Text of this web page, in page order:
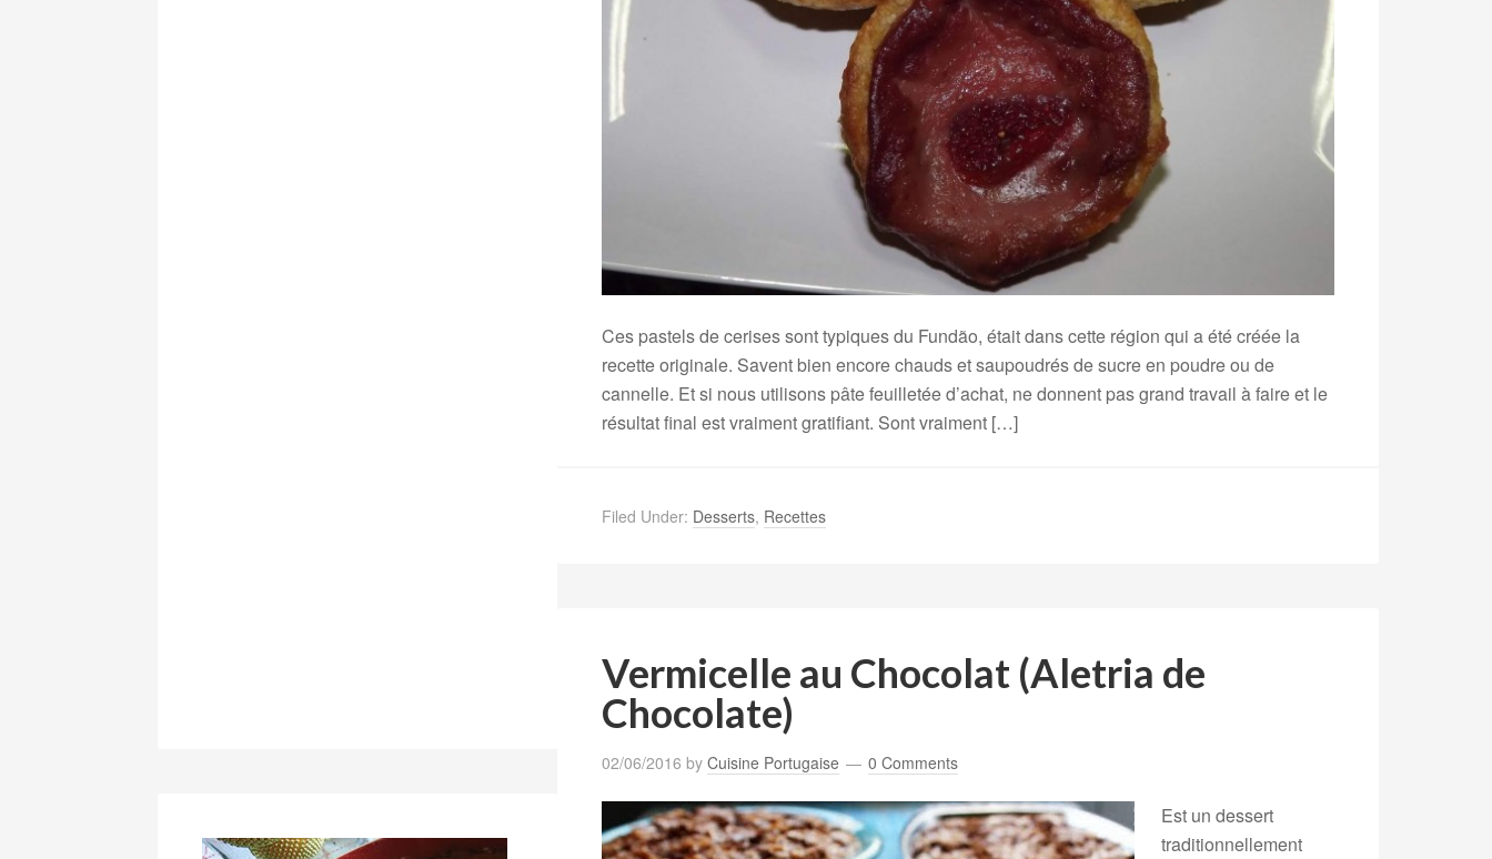
Ces pastels de cerises sont typiques du Fundão, était dans cette région qui a été créée la
recette originale. Savent bien encore chauds et saupoudrés de sucre en poudre ou de
cannelle. Et si nous utilisons pâte feuilletée d’achat, ne donnent pas grand travail à faire et le
résultat final est vraiment gratifiant. Sont vraiment […]
Filed Under: Desserts, Recettes
Vermicelle au Chocolat (Aletria de
Chocolate)
02/06/2016 by Cuisine Portugaise 0 Comments
Est un dessert
traditionnellement